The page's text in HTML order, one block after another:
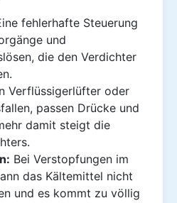
fehlerhafte Steuerung
und
die den Verdichter
Verflüssigerlüfter oder
passen Drücke und
damit steigt die
Bei Verstopfungen im
das Kältemittel nicht
und es kommt zu völlig